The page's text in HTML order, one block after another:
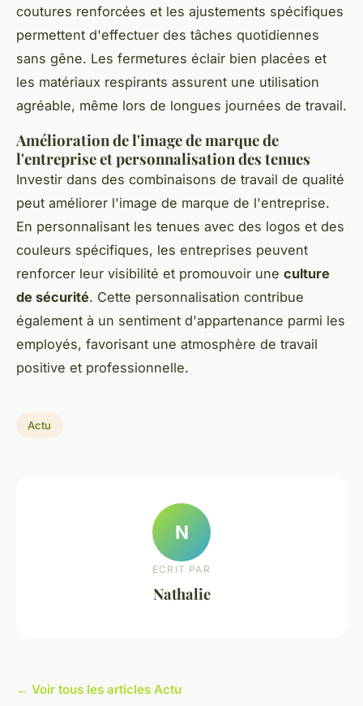
coutures renforcées et les ajustements spécifiques
permettent d'effectuer des tâches quotidiennes
sans gêne. Les fermetures éclair bien placées et
les matériaux respirants assurent une utilisation
agréable, même lors de longues journées de travail.
Amélioration de l'image de marque de
l'entreprise et personnalisation des tenues
Investir dans des combinaisons de travail de qualité
peut améliorer l'image de marque de l'entreprise.
En personnalisant les tenues avec des logos et des
couleurs spécifiques, les entreprises peuvent
renforcer leur visibilité et promouvoir une culture
de sécurité. Cette personnalisation contribue
également à un sentiment d'appartenance parmi les
employés, favorisant une atmosphère de travail
positive et professionnelle.
Actu
N
ECRIT PAR
Nathalie
← Voir tous les articles Actu